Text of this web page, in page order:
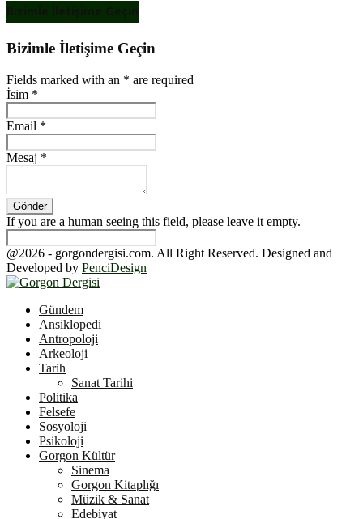
Bizimle İletişime Geçin
Bizimle İletişime Geçin
Fields marked with an * are required
İsim *
Email *
Mesaj *
If you are a human seeing this field, please leave it empty.
@2026 - gorgondergisi.com. All Right Reserved. Designed and
Developed by PenciDesign
Gündem
Ansiklopedi
Antropoloji
Arkeoloji
Tarih
Sanat Tarihi
Politika
Felsefe
Sosyoloji
Psikoloji
Gorgon Kültür
Sinema
Gorgon Kitaplığı
Müzik & Sanat
Edebiyat